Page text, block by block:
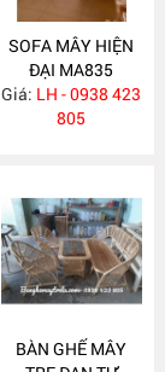
SOFA MÂY HIỆN
ĐẠI MA835
Giá: LH - 0938 423
805
BÀN GHẾ MÂY